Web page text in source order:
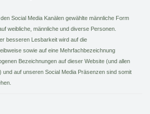
Social Media Kanälen gewählte männliche Form
weibliche, männliche und diverse Personen.
besseren Lesbarkeit wird auf die
sowie auf eine Mehrfachbezeichnung
Bezeichnungen auf dieser Website (und allen
und auf unseren Social Media Präsenzen sind somit